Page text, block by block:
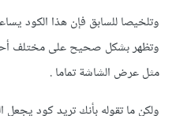
وتلخيصا للسابق فإن هذا الكود
وتظهر بشكل صحيح على مختلف
مثل عرض الشاشة تماما .
ولكن ما تقوله بأنك تريد كود